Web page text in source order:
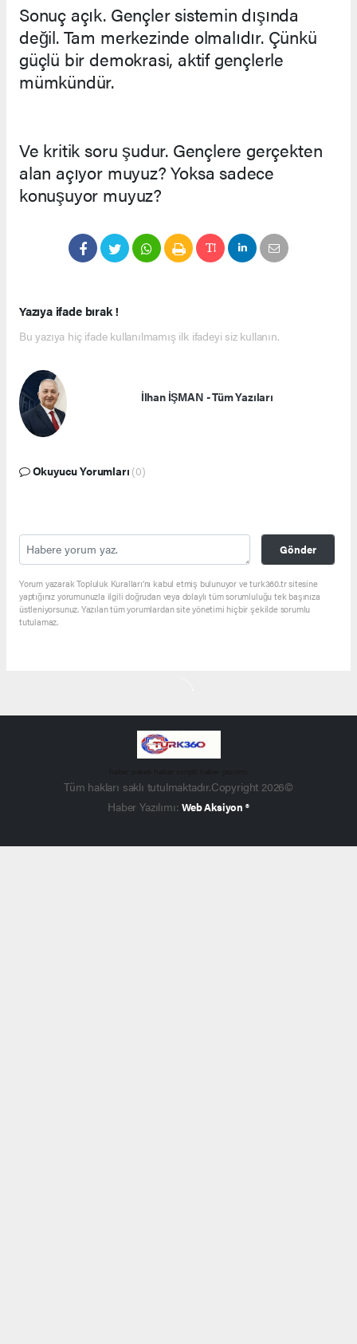
Sonuç açık. Gençler sistemin dışında
değil. Tam merkezinde olmalıdır. Çünkü
güçlü bir demokrasi, aktif gençlerle
mümkündür.
Ve kritik soru şudur. Gençlere gerçekten
alan açıyor muyuz? Yoksa sadece
konuşuyor muyuz?
Yazıya ifade bırak !
Bu yazıya hiç ifade kullanılmamış ilk ifadeyi siz kullanın.
İlhan İŞMAN - Tüm Yazıları
Okuyucu Yorumları (0)
Gönder
Yorum yazarak Topluluk Kuralları’nı kabul etmiş bulunuyor ve turk360.tr sitesine
yaptığınız yorumunuzla ilgili doğrudan veya dolaylı tüm sorumluluğu tek başınıza
üstleniyorsunuz. Yazılan tüm yorumlardan site yönetimi hiçbir şekilde sorumlu
tutulamaz.
Tüm hakları saklı tutulmaktadır.Copyright 2026©
Haber Yazılımı:Web Aksiyon ®